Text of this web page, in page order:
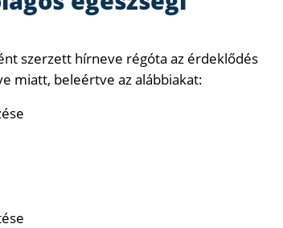
szerzett hírneve régóta az érdeklődés
miatt, beleértve az alábbiakat: